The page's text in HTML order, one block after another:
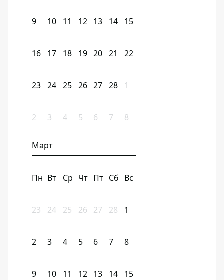
9 10 11 12 13 14 15
16 17 18 19 20 21 22
23 24 25 26 27 28 1
2 3 4 5 6 7 8
Март
Пн Вт Ср Чт Пт Сб Вс
23 24 25 26 27 28 1
2 3 4 5 6 7 8
9 10 11 12 13 14 15